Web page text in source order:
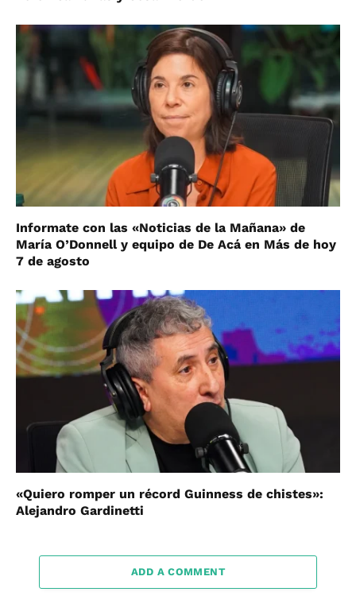
Informate con las «Noticias de la Mañana» de
María O’Donnell y equipo de De Acá en Más de hoy
7 de agosto
«Quiero romper un récord Guinness de chistes»:
Alejandro Gardinetti
ADD A COMMENT